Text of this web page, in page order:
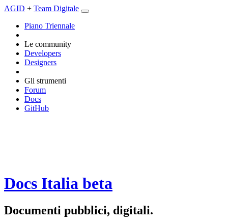
AGID + Team Digitale
Piano Triennale
Le community
Developers
Designers
Gli strumenti
Forum
Docs
GitHub
Docs Italia beta
Documenti pubblici, digitali.